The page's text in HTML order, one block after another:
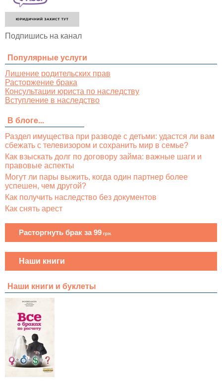
Подпишись на канал
Популярные услуги
Лишение родительских прав
Расторжение брака
Консультации юриста по наследству
Вступление в наследство
В блоге...
Раздел имущества при разводе с детьми: удастся ли вам
сбежать с телевизором и сохранить мир в семье?
Как взыскать долг по договору займа: важные шаги и
правовые аспекты
Могут ли пары выжить, когда один партнер более
успешен, чем другой?
Как получить наследство без документов
Как снять арест
Расторгнуть брак за 99 грн.
Наши книги
Наши книги и буклеты